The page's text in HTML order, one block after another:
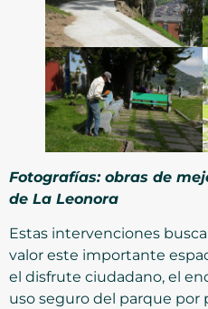
Fotografías: obras de
de La Leonora
Estas intervenciones
valor este importante
el disfrute ciudadano, el
uso seguro del parque por